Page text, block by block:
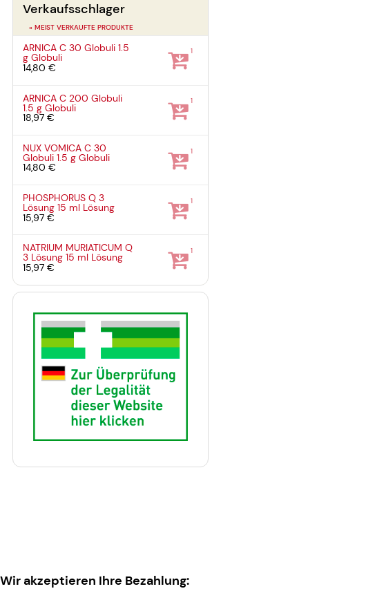
Verkaufsschlager
» MEIST VERKAUFTE PRODUKTE
ARNICA C 30 Globuli1.5
gGlobuli
14,80 €
1
ARNICA C 200 Globuli
1.5 gGlobuli
18,97 €
1
NUX VOMICA C 30
Globuli1.5 gGlobuli
14,80 €
1
PHOSPHORUS Q 3
Lösung15 ml Lösung
15,97 €
1
NATRIUM MURIATICUM Q
3 Lösung15 ml Lösung
15,97 €
1
Wir akzeptieren Ihre Bezahlung: